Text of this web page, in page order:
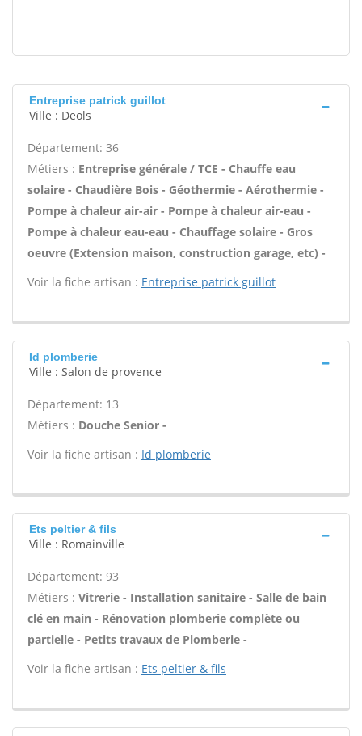
Entreprise patrick guillot
Ville : Deols
Département: 36
Métiers : Entreprise générale / TCE - Chauffe eau
solaire - Chaudière Bois - Géothermie - Aérothermie -
Pompe à chaleur air-air - Pompe à chaleur air-eau -
Pompe à chaleur eau-eau - Chauffage solaire - Gros
oeuvre (Extension maison, construction garage, etc) -
Voir la fiche artisan : Entreprise patrick guillot
Id plomberie
Ville : Salon de provence
Département: 13
Métiers : Douche Senior -
Voir la fiche artisan : Id plomberie
Ets peltier & fils
Ville : Romainville
Département: 93
Métiers : Vitrerie - Installation sanitaire - Salle de bain
clé en main - Rénovation plomberie complète ou
partielle - Petits travaux de Plomberie -
Voir la fiche artisan : Ets peltier & fils